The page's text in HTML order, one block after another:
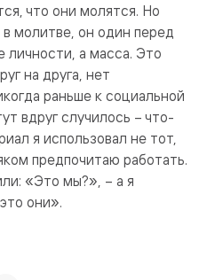
что они молятся. Но
в молитве, он один перед
личности, а масса. Это
на друга, нет
раньше к социальной
вдруг случилось – что-
я использовал не тот,
предпочитаю работать.
«Это мы?», – а я
они».